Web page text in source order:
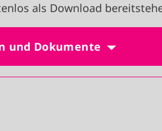
als Download
und Dokumente